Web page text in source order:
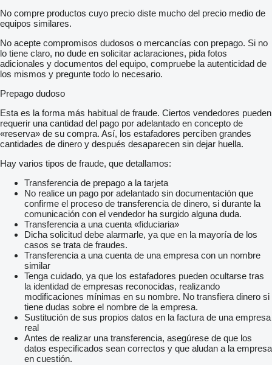
- Matrix Hersteller: Mobitec
- Servolenkung
- Schlafkabine
- Außenspiegel Elektrisch
- Skikofferösen
- Zentralverriegelung
- Dachventilatoren
-
- Audio, Kommunikation, Elektronik:
-
- Navigationssystem
- Radio
- USB-Anschluss An Jedem Sitz
- Spannungswandler
- Sonstiges:
- Zwillingsbereift
- 3 Punktgurte
Fahrzeugabmessungen: Länge 13,93 M; Breite 2,55 M; Höhe
3,68 M
- Radkappen
Bereifung: VA Ca. 40 %; MA Ca. 60 %; HA Ca. 60 %
- Unsere Interne Fahrzeugnummer: 10514
- Irrtümer Vorbehalten. Bilder Und Text Können Vom Fahrzeug
Abweichen. Ständig über 300 Fahrzeuge Im Angebot.
No compre productos cuyo precio diste mucho del precio medio de
equipos similares.
No acepte compromisos dudosos o mercancías con prepago. Si no
lo tiene claro, no dude en solicitar aclaraciones, pida fotos
adicionales y documentos del equipo, compruebe la autenticidad de
los mismos y pregunte todo lo necesario.
Prepago dudoso
Esta es la forma más habitual de fraude. Ciertos vendedores pueden
requerir una cantidad del pago por adelantado en concepto de
«reserva» de su compra. Así, los estafadores perciben grandes
cantidades de dinero y después desaparecen sin dejar huella.
Hay varios tipos de fraude, que detallamos:
Transferencia de prepago a la tarjeta
No realice un pago por adelantado sin documentación que
confirme el proceso de transferencia de dinero, si durante la
comunicación con el vendedor ha surgido alguna duda.
Transferencia a una cuenta «fiduciaria»
Dicha solicitud debe alarmarle, ya que en la mayoría de los
casos se trata de fraudes.
Transferencia a una cuenta de una empresa con un nombre
similar
Tenga cuidado, ya que los estafadores pueden ocultarse tras
la identidad de empresas reconocidas, realizando
modificaciones mínimas en su nombre. No transfiera dinero si
tiene dudas sobre el nombre de la empresa.
Sustitución de sus propios datos en la factura de una empresa
real
Antes de realizar una transferencia, asegúrese de que los
datos especificados sean correctos y que aludan a la empresa
en cuestión.